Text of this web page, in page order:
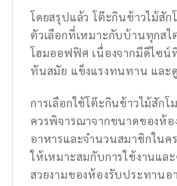
โดยสรุปแล้ว โต๊ะกินข้าวไม้สัก
ตัวเลือกที่เหมาะกับบ้านทุกสไ
โฮมออฟฟิศ เนื่องจากมีดีไซน์
ทันสมัย แข็งแรงทนทาน และ
การเลือกใช้โต๊ะกินข้าวไม้สักโ
ควรพิจารณาจากขนาดของห้
อาหารและจำนวนสมาชิกในค
ให้เหมาะสมกับการใช้งานแล
สวยงามของห้องรับประทานอ